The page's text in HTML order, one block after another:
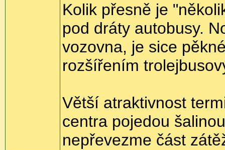
Kolik přesně je
pod dráty autobusy.
vozovna, je sice
rozšířením
Větší atraktivnost
centra pojedou
nepřevezme část